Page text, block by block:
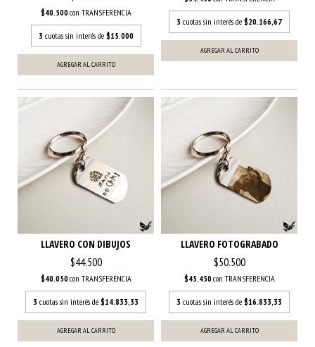
$40.500con TRANSFERENCIA
3 cuotas sin interés de $15.000
AGREGAR AL CARRITO
3 cuotas sin interés de $20.166,67
AGREGAR AL CARRITO
LLAVERO CON DIBUJOS
$44.500
$40.050con TRANSFERENCIA
3 cuotas sin interés de $14.833,33
AGREGAR AL CARRITO
LLAVERO FOTOGRABADO
$50.500
$45.450con TRANSFERENCIA
3 cuotas sin interés de $16.833,33
AGREGAR AL CARRITO